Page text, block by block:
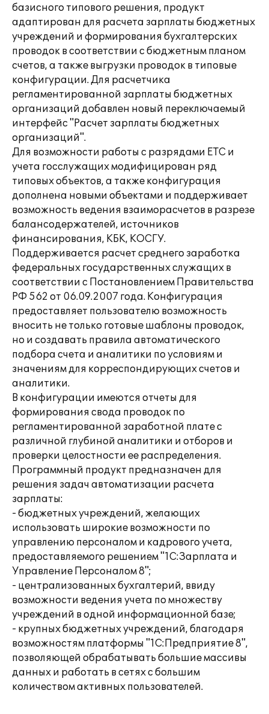
базисного типового решения, продукт
адаптирован для расчета зарплаты бюджетных
учреждений и формирования бухгалтерских
проводок в соответствии с бюджетным планом
счетов, а также выгрузки проводок в типовые
конфигурации. Для расчетчика
регламентированной зарплаты бюджетных
организаций добавлен новый переключаемый
интерфейс "Расчет зарплаты бюджетных
организаций".
Для возможности работы с разрядами ЕТС и
учета госслужащих модифицирован ряд
типовых объектов, а также конфигурация
дополнена новыми объектами и поддерживает
возможность ведения взаиморасчетов в разрезе
балансодержателей, источников
финансирования, КБК, КОСГУ.
Поддерживается расчет среднего заработка
федеральных государственных служащих в
соответствии с Постановлением Правительства
РФ 562 от 06.09.2007 года. Конфигурация
предоставляет пользователю возможность
вносить не только готовые шаблоны проводок,
но и создавать правила автоматического
подбора счета и аналитики по условиям и
значениям для корреспондирующих счетов и
аналитики.
В конфигурации имеются отчеты для
формирования свода проводок по
регламентированной заработной плате с
различной глубиной аналитики и отборов и
проверки целостности ее распределения.
Программный продукт предназначен для
решения задач автоматизации расчета
зарплаты:
- бюджетных учреждений, желающих
использовать широкие возможности по
управлению персоналом и кадрового учета,
предоставляемого решением "1С:Зарплата и
Управление Персоналом 8";
- централизованных бухгалтерий, ввиду
возможности ведения учета по множеству
учреждений в одной информационной базе;
- крупных бюджетных учреждений, благодаря
возможностям платформы "1С:Предприятие 8",
позволяющей обрабатывать большие массивы
данных и работать в сетях с большим
количеством активных пользователей.